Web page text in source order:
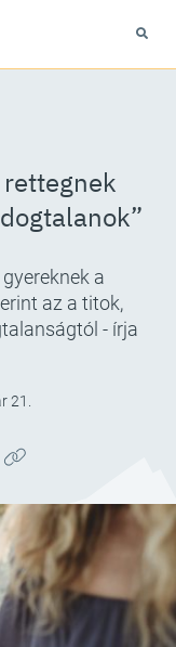
a
az a titok,
- írja
21.